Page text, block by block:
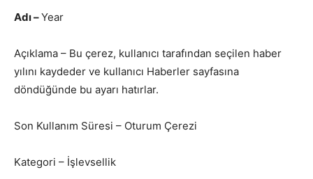
Adı –Year
Açıklama – Bu çerez, kullanıcı tarafından seçilen haber
yılını kaydeder ve kullanıcı Haberler sayfasına
döndüğünde bu ayarı hatırlar.
Son Kullanım Süresi – Oturum Çerezi
Kategori – İşlevsellik